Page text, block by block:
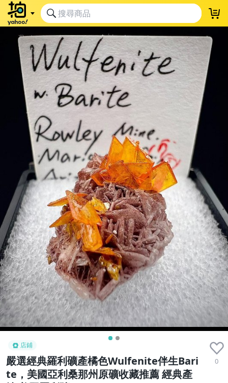
店鋪
嚴選經典羅利礦產橘色Wulfenite伴生Bari
te，美國亞利桑那州原礦收藏推薦 經典產
0